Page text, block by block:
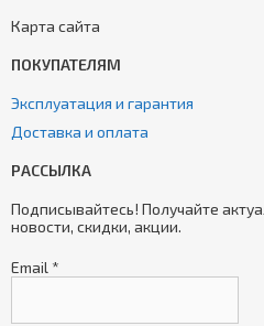
Карта сайта
ПОКУПАТЕЛЯМ
Эксплуатация и гарантия
Доставка и оплата
РАССЫЛКА
Подписывайтесь! Получайте
новости, скидки, акции.
Email *